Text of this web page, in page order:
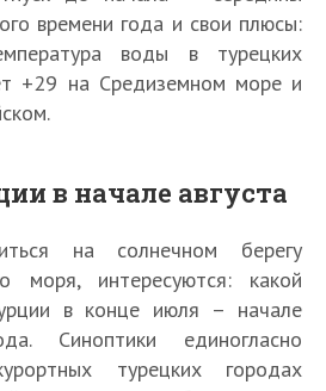
времени года и свои плюсы:
воды в турецких
+29 на Средиземном море и
в начале августа
на солнечном берегу
моря, интересуются: какой
в конце июля – начале
Синоптики единогласно
турецких городах